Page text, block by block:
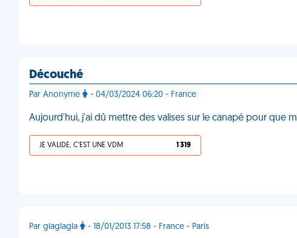
Découché
Par Anonyme - 04/03/2024 06:20 - France
Aujourd'hui, j'ai dû mettre des valises sur le canapé pour que
JE VALIDE, C'EST UNE VDM 1 319
Par glaglagla - 18/01/2013 17:58 - France - Paris